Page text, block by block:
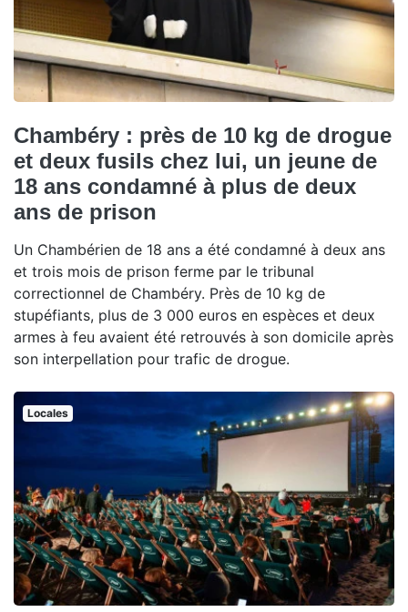
Chambéry : près de 10 kg de drogue
et deux fusils chez lui, un jeune de
18 ans condamné à plus de deux
ans de prison
Un Chambérien de 18 ans a été condamné à deux ans
et trois mois de prison ferme par le tribunal
correctionnel de Chambéry. Près de 10 kg de
stupéfiants, plus de 3 000 euros en espèces et deux
armes à feu avaient été retrouvés à son domicile après
son interpellation pour trafic de drogue.
Locales